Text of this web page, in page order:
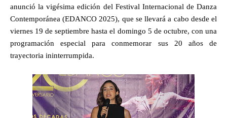
anunció la vigésima edición del Festival Internacional de Danza
Contemporánea (EDANCO 2025), que se llevará a cabo desde el
viernes 19 de septiembre hasta el domingo 5 de octubre, con una
programación especial para conmemorar sus 20 años de
trayectoria ininterrumpida.